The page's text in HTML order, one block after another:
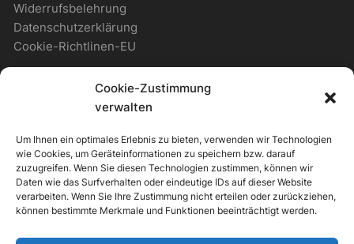
Cookie-Zustimmung
verwalten
Um Ihnen ein optimales Erlebnis zu bieten, verwenden wir Technologien
wie Cookies, um Geräteinformationen zu speichern bzw. darauf
zuzugreifen. Wenn Sie diesen Technologien zustimmen, können wir
Daten wie das Surfverhalten oder eindeutige IDs auf dieser Website
verarbeiten. Wenn Sie Ihre Zustimmung nicht erteilen oder zurückziehen,
können bestimmte Merkmale und Funktionen beeinträchtigt werden.
Widerrufsbelehrung
Datenschutzerklärung
Cookie-Richtlinen-EU
WICHTIGES
Zahlungsmöglichkeiten
Versandmöglichkeiten
Newsletter
ALLGEMEIN